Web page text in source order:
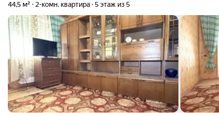
44,5 м² 2-комн. квартира 5 этаж из 5